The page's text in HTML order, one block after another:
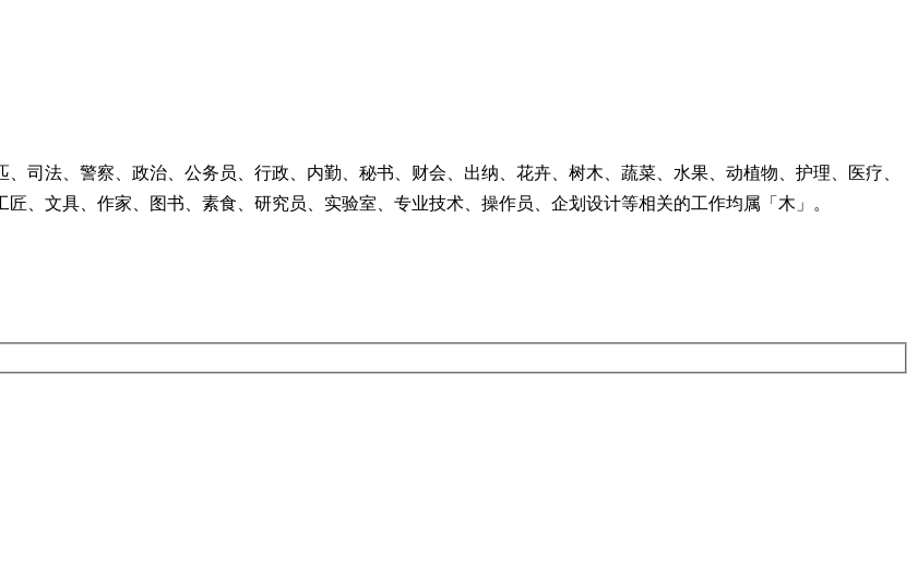
司法、警察、政治、公务员、行政、内勤、秘书、财会、出纳、花卉、树木、蔬菜、水果、动植物、护理、医疗、
、文具、作家、图书、素食、研究员、实验室、专业技术、操作员、企划设计等相关的工作均属「木」。